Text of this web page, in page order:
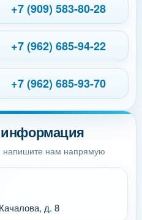
информация
напишите нам напрямую
д. 8
+7 (909) 583-80-28
+7 (962) 685-94-22
+7 (962) 685-93-70